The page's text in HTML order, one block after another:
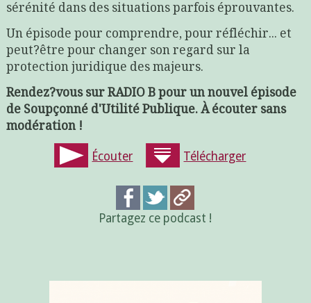
sérénité dans des situations parfois éprouvantes.
Un épisode pour comprendre, pour réfléchir... et
peut?être pour changer son regard sur la
protection juridique des majeurs.
Rendez?vous sur RADIO B pour un nouvel épisode
de Soupçonné d'Utilité Publique. À écouter sans
modération !
Écouter Télécharger
Partagez ce podcast !